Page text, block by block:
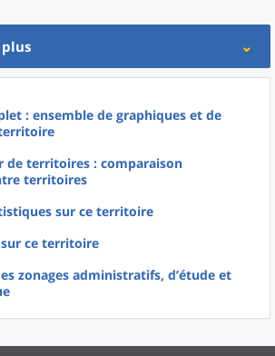
: ensemble de graphiques et de
de territoires : comparaison
territoires
sur ce territoire
ce territoire
zonages administratifs, d’étude et